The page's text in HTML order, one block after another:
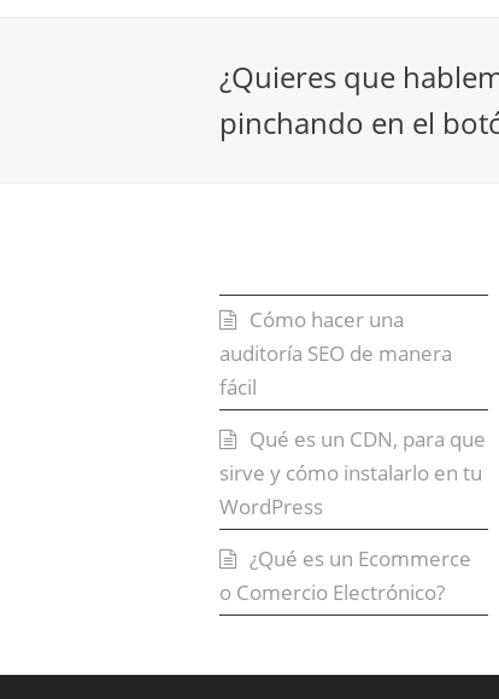
¿Quieres que
pinchando en el
Cómo hacer una
auditoría SEO de manera
fácil
Qué es un CDN, para que
sirve y cómo instalarlo en tu
WordPress
¿Qué es un Ecommerce
o Comercio Electrónico?